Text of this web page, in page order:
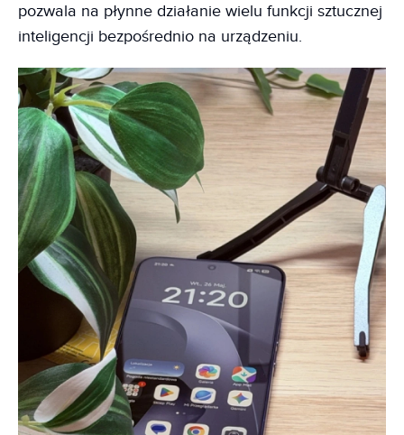
pozwala na płynne działanie wielu funkcji sztucznej
inteligencji bezpośrednio na urządzeniu.